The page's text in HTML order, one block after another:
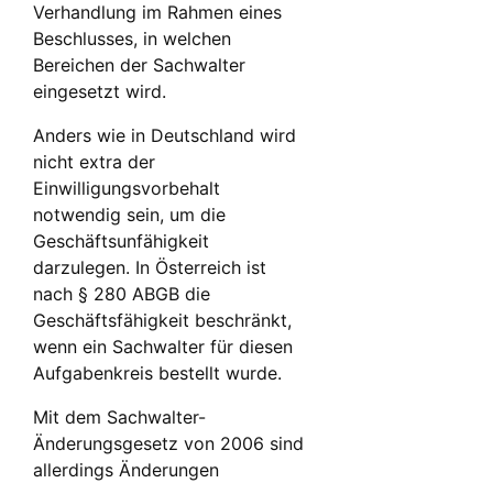
Verhandlung im Rahmen eines
Beschlusses, in welchen
Bereichen der Sachwalter
eingesetzt wird.
Anders wie in Deutschland wird
nicht extra der
Einwilligungsvorbehalt
notwendig sein, um die
Geschäftsunfähigkeit
darzulegen. In Österreich ist
nach § 280 ABGB die
Geschäftsfähigkeit beschränkt,
wenn ein Sachwalter für diesen
Aufgabenkreis bestellt wurde.
Mit dem Sachwalter-
Änderungsgesetz von 2006 sind
allerdings Änderungen